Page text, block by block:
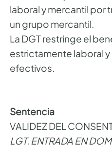
laboral y mercantil por
un grupo mercantil.
La DGT restringe el
estrictamente laboral
efectivos.
Sentencia
VALIDEZ DEL
LGT. ENTRADA EN